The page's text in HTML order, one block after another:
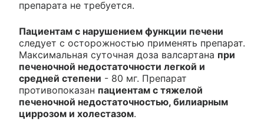
препарата не требуется.
Пациентам с нарушением функции печени
следует с осторожностью применять препарат.
Максимальная суточная доза валсартана при
печеночной недостаточности легкой и
средней степени - 80 мг. Препарат
противопоказан пациентам с тяжелой
печеночной недостаточностью, билиарным
циррозом и холестазом.